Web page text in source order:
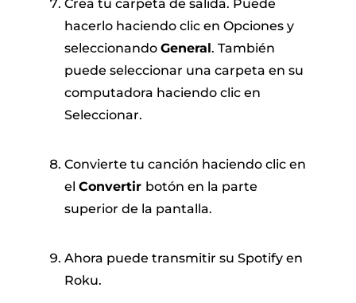
Crea tu carpeta de salida. Puede
hacerlo haciendo clic en Opciones y
seleccionando General. También
puede seleccionar una carpeta en su
computadora haciendo clic en
Seleccionar.
Convierte tu canción haciendo clic en
el Convertir botón en la parte
superior de la pantalla.
Ahora puede transmitir su Spotify en
Roku.